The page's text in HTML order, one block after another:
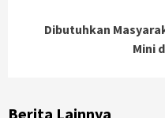
Dibutuhkan
Mini
Berita Lainnya